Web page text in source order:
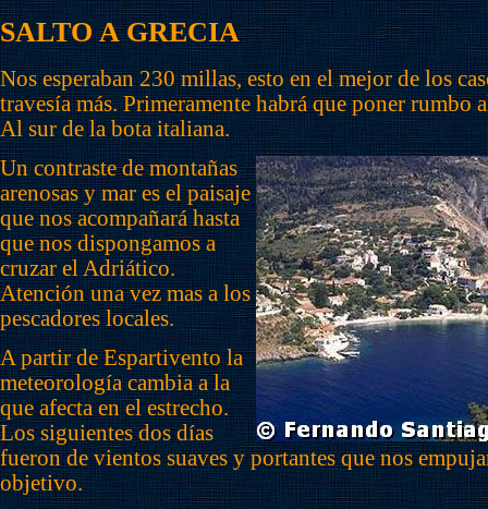
SALTO A GRECIA
Nos esperaban 230 millas, esto en el mejor de los
travesía más. Primeramente habrá que poner rumbo
Al sur de la bota italiana.
Un contraste de montañas
arenosas y mar es el paisaje
que nos acompañará hasta
que nos dispongamos a
cruzar el Adriático.
Atención una vez mas a los
pescadores locales.
A partir de Espartivento la
meteorología cambia a la
que afecta en el estrecho.
Los siguientes dos días
fueron de vientos suaves y portantes que nos
objetivo.